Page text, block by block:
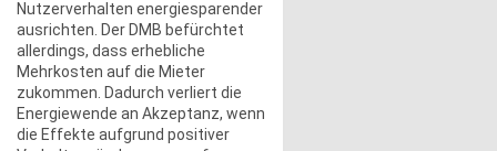
Nutzerverhalten energiesparender
ausrichten. Der DMB befürchtet
allerdings, dass erhebliche
Mehrkosten auf die Mieter
zukommen. Dadurch verliert die
Energiewende an Akzeptanz, wenn
die Effekte aufgrund positiver